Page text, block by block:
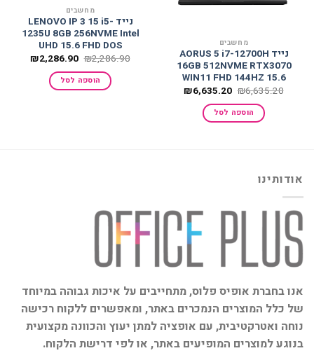
מחשבים
נייד AORUS 5 i7-12700H
16GB 512NVME RTX3070
WIN11 FHD 144HZ 15.6
₪6,635.20 המחיר
היה:
₪6,635.20.
₪6,635.20 המחיר
הוספה לסל
מחשבים
נייד LENOVO IP 3 15 i5-
1235U 8GB 256NVME Intel
UHD 15.6 FHD DOS
₪2,286.90 המחיר
היה:
₪2,286.90.
₪2,286.90 המחיר
הוספה לסל
אודותינו
אנו בחברת אופיס פלוס, מתחייבים על איכות גבוהה במיוחד
של כלל המוצרים הנמכרים באתר, ומאפשרים ללקוח רכישה
נוחה ואטרקטיבית, עם אופציה למתן יעוץ והכוונה מקצועית
בנוגע למוצרים המופיעים באתר, או לפי דרישת הלקוח.